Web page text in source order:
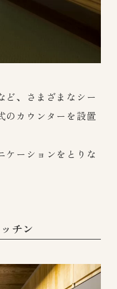
ど、さまざまなシー
のカウンターを設置
ケーションをとりな
チン